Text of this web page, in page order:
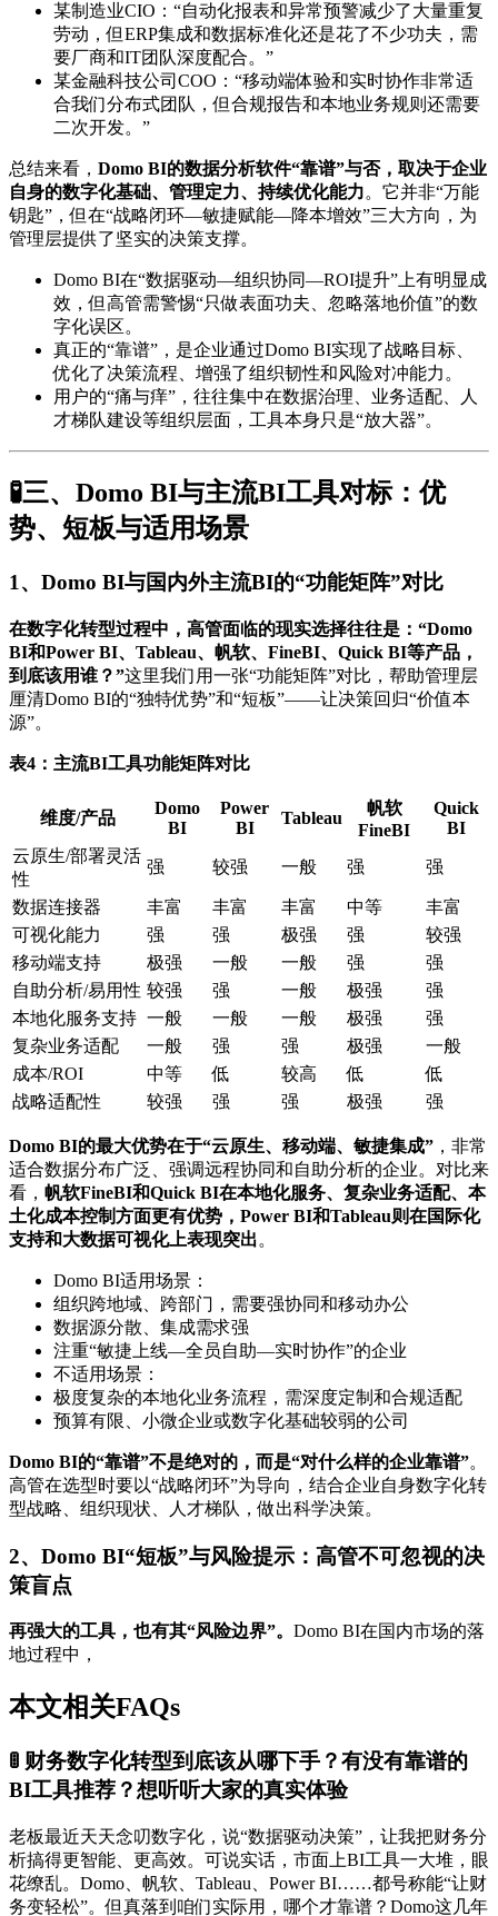
某制造业CIO：“自动化报表和异常预警减少了大量重复
劳动，但ERP集成和数据标准化还是花了不少功夫，需
要厂商和IT团队深度配合。”
某金融科技公司COO：“移动端体验和实时协作非常适
合我们分布式团队，但合规报告和本地业务规则还需要
二次开发。”
总结来看， Domo BI的数据分析软件“靠谱”与否，取决于企业
自身的数字化基础、管理定力、持续优化能力。它并非“万能
钥匙”，但在“战略闭环—敏捷赋能—降本增效”三大方向，为
管理层提供了坚实的决策支撑。
Domo BI在“数据驱动—组织协同—ROI提升”上有明显成
效，但高管需警惕“只做表面功夫、忽略落地价值”的数
字化误区。
真正的“靠谱”，是企业通过Domo BI实现了战略目标、
优化了决策流程、增强了组织韧性和风险对冲能力。
用户的“痛与痒”，往往集中在数据治理、业务适配、人
才梯队建设等组织层面，工具本身只是“放大器”。
🧪三、Domo BI与主流BI工具对标：优
势、短板与适用场景
1、Domo BI与国内外主流BI的“功能矩阵”对比
在数字化转型过程中，高管面临的现实选择往往是：“Domo
BI和Power BI、Tableau、帆软、FineBI、Quick BI等产品，
到底该用谁？”这里我们用一张“功能矩阵”对比，帮助管理层
厘清Domo BI的“独特优势”和“短板”——让决策回归“价值本
源”。
表4：主流BI工具功能矩阵对比
维度/产品
Domo
BI
Power
BI
Tableau
帆软
FineBI
Quick
BI
云原生/部署灵活
性
强 较强 一般 强 强
数据连接器 丰富 丰富 丰富 中等
丰富
可视化能力
强 强 极强 强
较强
移动端支持
极强 一般 一般 强
强
自助分析/易用性 较强 强 一般 极强
强
本地化服务支持 一般 一般 一般 极强
强
复杂业务适配
一般 强 强 极强
一般
成本/ROI
中等 低 较高 低
低
战略适配性
较强 强 强 极强 强
Domo BI的最大优势在于“云原生、移动端、敏捷集成” ，非常
适合数据分布广泛、强调远程协同和自助分析的企业。对比来
看， 帆软FineBI和Quick BI在本地化服务、复杂业务适配、本
土化成本控制方面更有优势，Power BI和Tableau则在国际化
支持和大数据可视化上表现突出。
Domo BI适用场景：
组织跨地域、跨部门，需要强协同和移动办公
数据源分散、集成需求强
注重“敏捷上线—全员自助—实时协作”的企业
不适用场景：
极度复杂的本地化业务流程，需深度定制和合规适配
预算有限、小微企业或数字化基础较弱的公司
Domo BI的“靠谱”不是绝对的，而是“对什么样的企业靠谱”。
高管在选型时要以“战略闭环”为导向，结合企业自身数字化转
型战略、组织现状、人才梯队，做出科学决策。
2、Domo BI“短板”与风险提示：高管不可忽视的决
策盲点
再强大的工具，也有其“风险边界”。 Domo BI在国内市场的落
地过程中，
本文相关FAQs
🚦 财务数字化转型到底该从哪下手？有没有靠谱的
BI工具推荐？想听听大家的真实体验
老板最近天天念叨数字化，说“数据驱动决策”，让我把财务分
析搞得更智能、更高效。可说实话，市面上BI工具一大堆，眼
花缭乱。Domo、帆软、Tableau、Power BI……都号称能“让财
务变轻松”。但真落到咱们实际用，哪个才靠谱？Domo这几年